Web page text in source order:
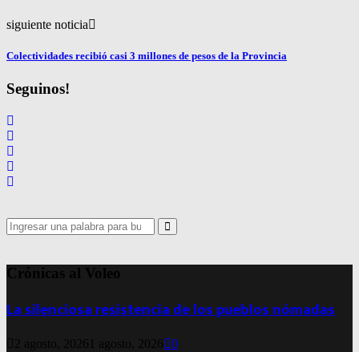
siguiente noticia
Colectividades recibió casi 3 millones de pesos de la Provincia
Seguinos!
Search
for:
Search
Crónicas al Voleo
La silenciosa resistencia de los pueblos nómadas
2 agosto, 2026 1 agosto, 2026 0